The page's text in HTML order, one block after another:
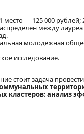
— 125 000 рублей;
между
молодежная
исследование.
стоит задача
кластеров: анализ